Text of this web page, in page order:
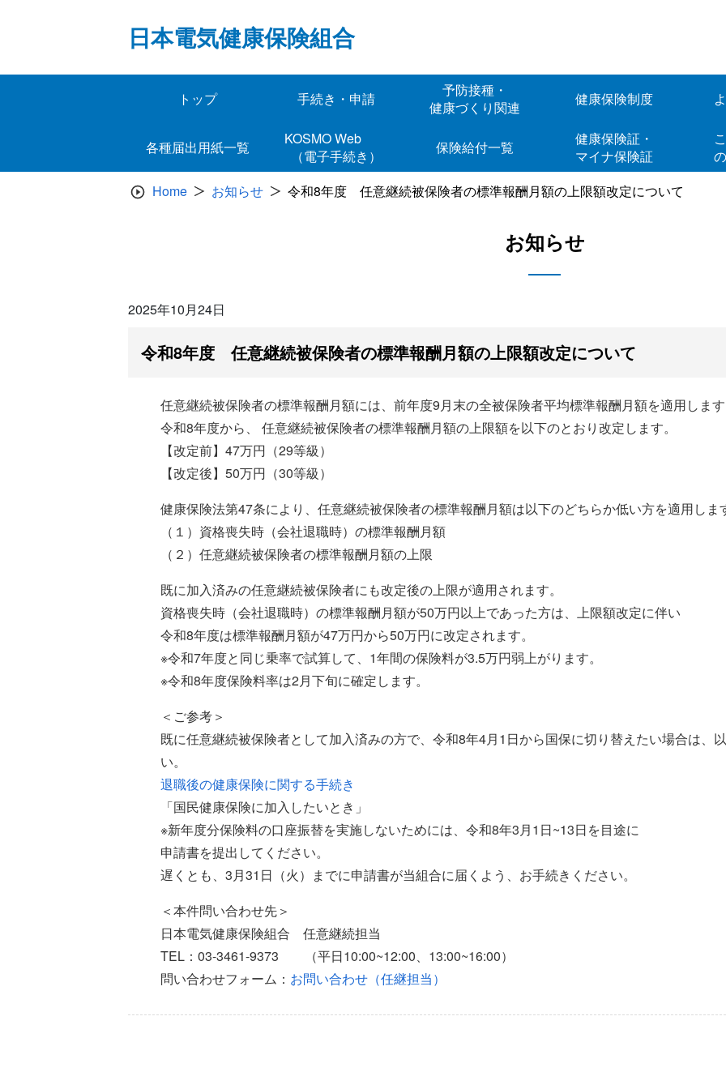
日本電気健康保険組合
トップ 手続き・申請
予防接種・
健康づくり関連
健康保険制度
各種届出用紙一覧
KOSMO Web
（電子手続き）
保険給付一覧
健康保険証・
マイナ保険証
Home
お知らせ 令和8年度 任意継続被保険者の標準報酬月額の上限額改定について
お知らせ
2025年10月24日
令和8年度 任意継続被保険者の標準報酬月額の上限額改定について
任意継続被保険者の標準報酬月額には、前年度9月末の全被保険者平均標準報酬月額を適用しま
令和8年度から、 任意継続被保険者の標準報酬月額の上限額を以下のとおり改定します。
【改定前】47万円（29等級）
【改定後】50万円（30等級）
健康保険法第47条により、任意継続被保険者の標準報酬月額は以下のどちらか低い方を適用しま
（１）資格喪失時（会社退職時）の標準報酬月額
（２）任意継続被保険者の標準報酬月額の上限
既に加入済みの任意継続被保険者にも改定後の上限が適用されます。
資格喪失時（会社退職時）の標準報酬月額が50万円以上であった方は、上限額改定に伴い
令和8年度は標準報酬月額が47万円から50万円に改定されます。
※令和7年度と同じ乗率で試算して、1年間の保険料が3.5万円弱上がります。
※令和8年度保険料率は2月下旬に確定します。
＜ご参考＞
既に任意継続被保険者として加入済みの方で、令和8年4月1日から国保に切り替えたい場合は、
い。
退職後の健康保険に関する手続き
「国民健康保険に加入したいとき」
※新年度分保険料の口座振替を実施しないためには、令和8年3月1日~13日を目途に
申請書を提出してください。
遅くとも、3月31日（火）までに申請書が当組合に届くよう、お手続きください。
＜本件問い合わせ先＞
日本電気健康保険組合 任意継続担当
TEL：03-3461-9373 （平日10:00~12:00、13:00~16:00）
問い合わせフォーム： お問い合わせ（任継担当）